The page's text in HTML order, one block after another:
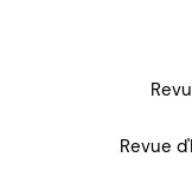
Revue